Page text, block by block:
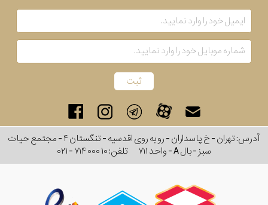
آدرس: تهران - خ پاسداران - رو به روی اقدسیه - تنگستان ۴ - مجتمع حیات
سبز - بال A - واحد ۷۱۱
تلفن:۰۲۱ - ۷۱۴ ۰۰۰ ۱۰